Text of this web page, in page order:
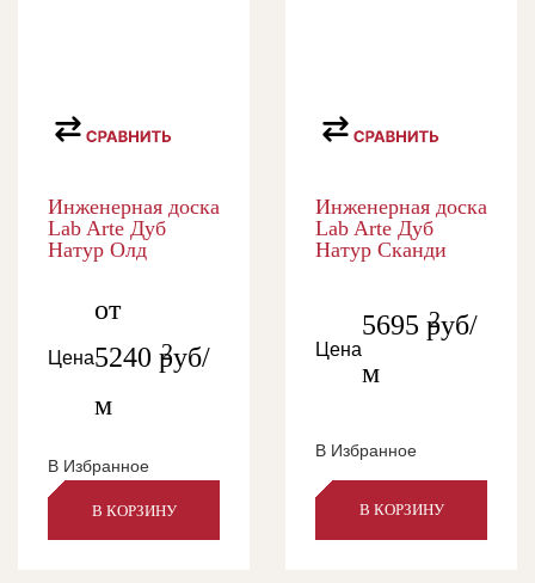
Инженерная доска
Lab Arte Дуб
Натур Олд
Цена
от
5240 руб/
м
2
В Избранное
В КОРЗИНУ
Инженерная доска
Lab Arte Дуб
Натур Сканди
Цена
5695 руб/
м
2
В Избранное
В КОРЗИНУ